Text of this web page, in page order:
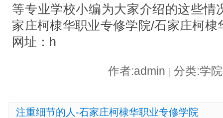
等专业学校小编为大家介绍的这些情
家庄柯棣华职业专修学院/石家庄柯
网址：h
作者:admin | 分类:学
注重细节的人-石家庄柯棣华职业专修学院